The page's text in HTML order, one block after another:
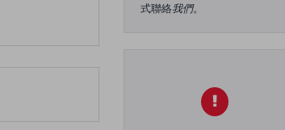
式聯絡我們。